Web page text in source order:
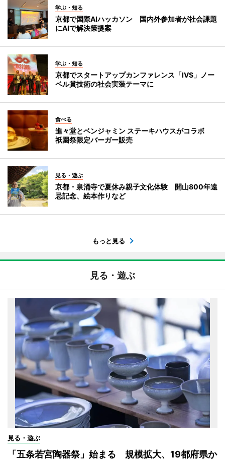
学ぶ・知る
京都で国際AIハッカソン 国内外参加者が社会課題
にAIで解決策提案
学ぶ・知る
京都でスタートアップカンファレンス「IVS」ノー
ベル賞技術の社会実装テーマに
食べる
進々堂とベンジャミン ステーキハウスがコラボ
祇園祭限定バーガー販売
見る・遊ぶ
京都・泉涌寺で夏休み親子文化体験 開山800年遠
忌記念、絵本作りなど
もっと見る
見る・遊ぶ
見る・遊ぶ
「五条若宮陶器祭」始まる 規模拡大、19都府県か